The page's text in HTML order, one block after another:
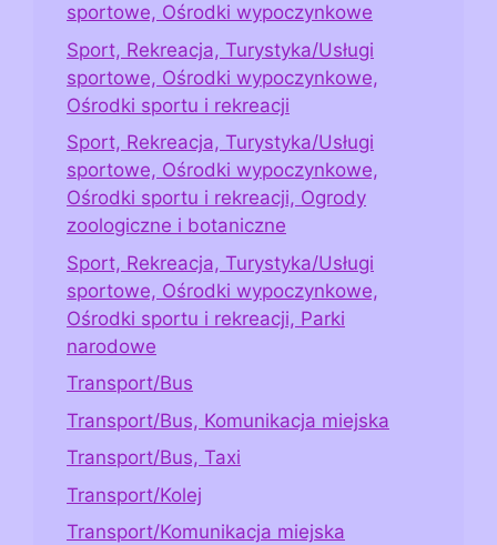
sportowe, Ośrodki wypoczynkowe
Sport, Rekreacja, Turystyka/Usługi
sportowe, Ośrodki wypoczynkowe,
Ośrodki sportu i rekreacji
Sport, Rekreacja, Turystyka/Usługi
sportowe, Ośrodki wypoczynkowe,
Ośrodki sportu i rekreacji, Ogrody
zoologiczne i botaniczne
Sport, Rekreacja, Turystyka/Usługi
sportowe, Ośrodki wypoczynkowe,
Ośrodki sportu i rekreacji, Parki
narodowe
Transport/Bus
Transport/Bus, Komunikacja miejska
Transport/Bus, Taxi
Transport/Kolej
Transport/Komunikacja miejska